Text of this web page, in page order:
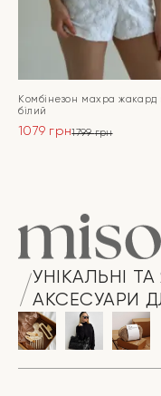
Комбінезон махра жакард
білий
1799грн
1079 грн
УНІКАЛЬНІ ТА
АКСЕСУАРИ